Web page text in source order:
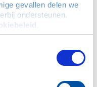
gevallen delen we
ondersteunen.
voor de Rotary